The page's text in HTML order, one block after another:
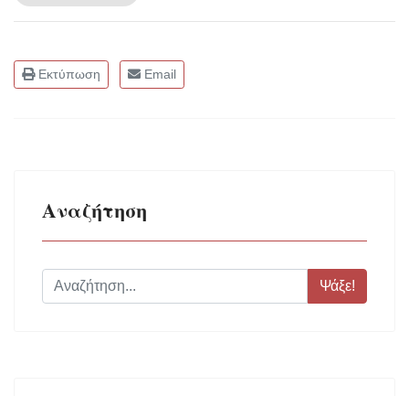
Εκτύπωση Email
Αναζήτηση
Ψάξε!